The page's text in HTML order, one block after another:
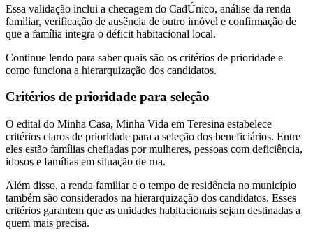
Essa validação inclui a checagem do CadÚnico, análise da renda
familiar, verificação de ausência de outro imóvel e confirmação de
que a família integra o déficit habitacional local.
Continue lendo para saber quais são os critérios de prioridade e
como funciona a hierarquização dos candidatos.
Critérios de prioridade para seleção
O edital do Minha Casa, Minha Vida em Teresina estabelece
critérios claros de prioridade para a seleção dos beneficiários. Entre
eles estão famílias chefiadas por mulheres, pessoas com deficiência,
idosos e famílias em situação de rua.
Além disso, a renda familiar e o tempo de residência no município
também são considerados na hierarquização dos candidatos. Esses
critérios garantem que as unidades habitacionais sejam destinadas a
quem mais precisa.